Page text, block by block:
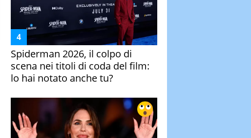
Spiderman 2026, il colpo di
scena nei titoli di coda del film:
lo hai notato anche tu?